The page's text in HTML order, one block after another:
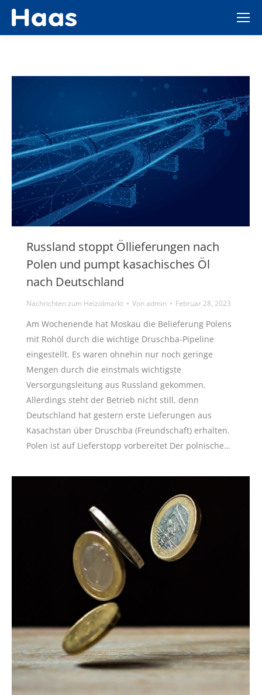
Russland stoppt Öllieferungen nach
Polen und pumpt kasachisches Öl
nach Deutschland
Nachrichten zum Heizölmarkt Vonadmin Februar 28, 2023
Am Wochenende hat Moskau die Belieferung Polens
mit Rohöl durch die wichtige Druschba-Pipeline
eingestellt. Es waren ohnehin nur noch geringe
Mengen durch die einstmals wichtigste
Versorgungsleitung aus Russland gekommen.
Allerdings steht der Betrieb nicht still, denn
Deutschland hat gestern erste Lieferungen aus
Kasachstan über Druschba (Freundschaft) erhalten.
Polen ist auf Lieferstopp vorbereitet Der polnische…